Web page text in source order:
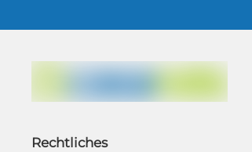
Rechtliches